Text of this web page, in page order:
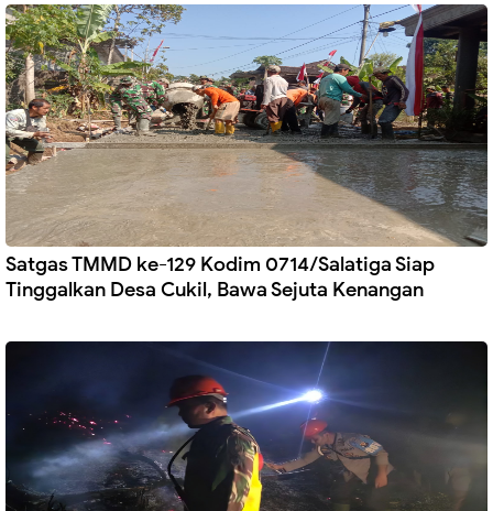
Satgas TMMD ke-129 Kodim 0714/Salatiga Siap
Tinggalkan Desa Cukil, Bawa Sejuta Kenangan